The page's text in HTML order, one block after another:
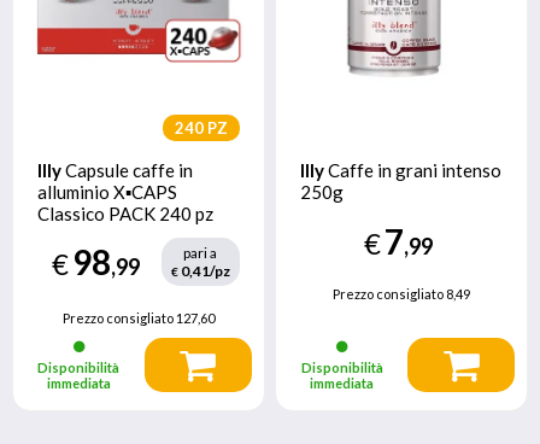
240 PZ
IllyCapsule caffe in
alluminio X▪CAPS
Classico PACK 240 pz
€98,99
pari a
€0,41/pz
Prezzo consigliato127,60
Disponibilità
immediata
IllyCaffe in grani intenso
250g
€7,99
Prezzo consigliato 8,49
Disponibilità
immediata